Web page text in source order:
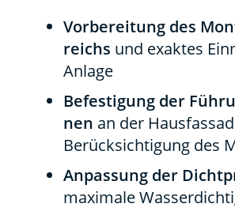
Vor­be­rei­tung des
reichs und exak­tes
Anla­ge
Befes­ti­gung der
nen an der
Berück­sich­ti­gung des
Anpas­sung der
maxi­ma­le